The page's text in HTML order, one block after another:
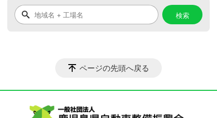
ページの先頭へ戻る